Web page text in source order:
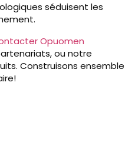
séduisent les
Opuomen
ou notre
Construisons ensemble